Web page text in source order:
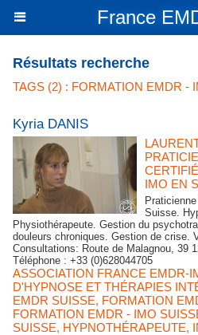
France
Résultats recherche
TAGS (2) : FORMATION EMDR -
Kyria DANIS
IMO EN
Suisse.
Physiothérapeute. Gestion du
douleurs chroniques. Gestion de crise.
Consultations: Route de Malagnou, 39
Téléphone : +33 (0)628044705
ASSOCIATION FRANCE EMDR-
D'HYPNOSE ET THÉRAPIES
EMDR SUISSE, FORMATION
FORMATION EMDR - IMO
SUISSE, HYPNOTHÉRAPEUTE,